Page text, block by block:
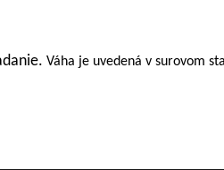
Váha je uvedená v surovom